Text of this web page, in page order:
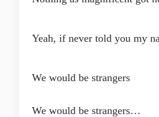
Yeah, if never told you my
We would be strangers
We would be strangers…